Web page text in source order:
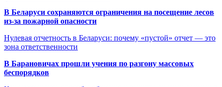
В Беларуси сохраняются ограничения на посещение лесов
из-за пожарной опасности
Нулевая отчетность в Беларуси: почему «пустой» отчет — это
зона ответственности
В Барановичах прошли учения по разгону массовых
беспорядков